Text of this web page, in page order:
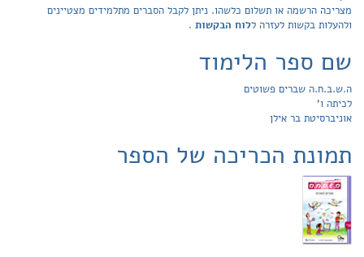
מצריכה הרשמה או תשלום כלשהו. ניתן לקבל הסברים מתלמידים מצטיינים
ולהעלות בקשות לעזרה ללוח הבקשות .
שם ספר הלימוד
ה.ש.ב.ח.ה שברים פשוטים
לכיתה ו'
אוניברסיטת בר אילן
תמונת הכריכה של הספר